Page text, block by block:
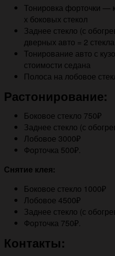
Тонировка форточки —
х боковых стекол
Заднее стекло (с
дверных авто = 2
Тонирование авто с
стоимости седана
Полоса на лобовое
Растонирование:
Боковое стекло 750₽
Заднее стекло (с
Лобовое 3000₽
Форточка 500₽.
Снятие клея:
Боковое стекло 1000₽
Лобовое 4500₽
Заднее стекло (с
Форточка 750₽.
Контакты: